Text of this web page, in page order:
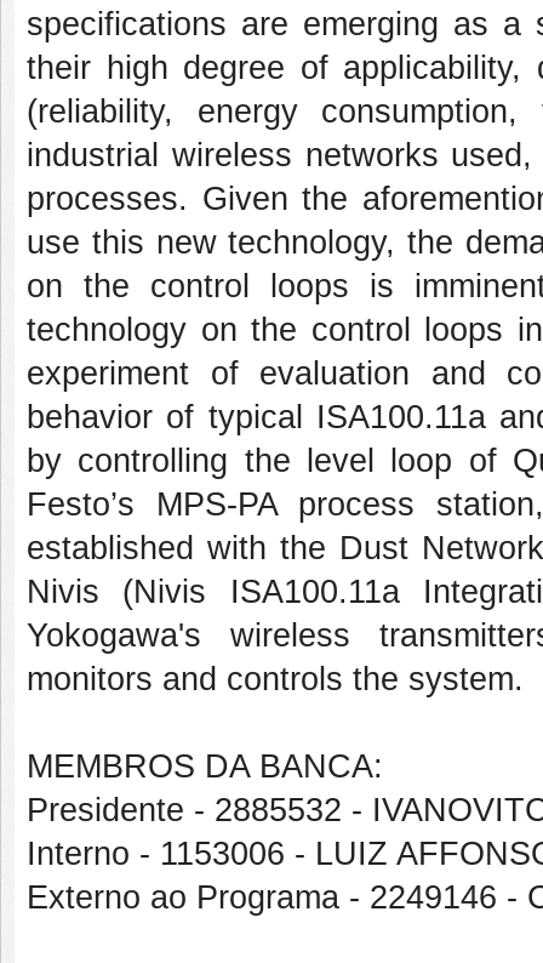
specifications are emerging as
their high degree of
(reliability, energy
industrial wireless networks
processes. Given the
use this new technology, the
on the control loops is
technology on the control loops
experiment of evaluation and
behavior of typical ISA100.11a
by controlling the level loop of
Festo’s MPS-PA process
established with the Dust
Nivis (Nivis ISA100.11a
Yokogawa's wireless
monitors and controls the system.
MEMBROS DA BANCA:
Presidente - 2885532 -
Interno - 1153006 - LUIZ
Externo ao Programa - 2249146 -